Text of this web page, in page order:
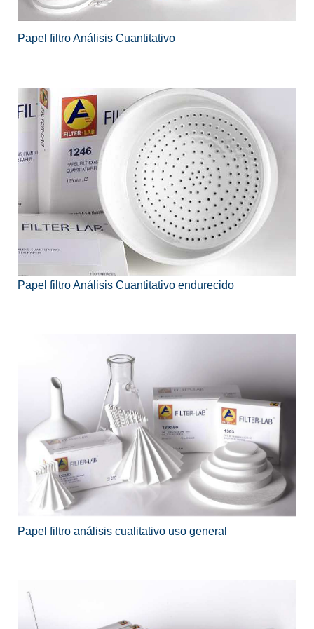
Papel filtro Análisis Cuantitativo
Papel filtro Análisis Cuantitativo endurecido
Papel filtro análisis cualitativo uso general